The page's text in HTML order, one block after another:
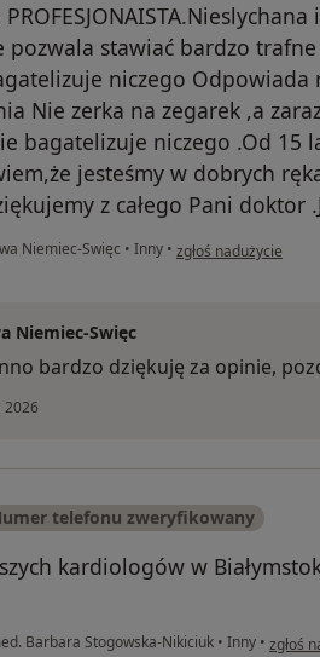
pozwala stawiać bardzo
niczego Odpowiada
Nie zerka na zegarek ,a
bagatelizuje niczego .Od 15
jesteśmy w dobrych
z całego Pani doktor
Niemiec-Swięc • Inny • w opinii użytkownika
zgłoś nadużycie
Niemiec-Swięc
bardzo dziękuję za opinie,
2026
telefonu zweryfikowany
kardiologów w
Barbara Stogowska-Nikiciuk • Inny • w
zgłoś